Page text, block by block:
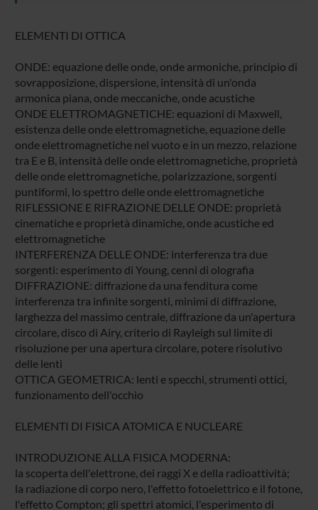
ELEMENTI DI OTTICA
ONDE: equazione delle onde, onde armoniche, principio di
sovrapposizione, dispersione, intensità di un'onda
armonica piana, onde meccaniche, onde acustiche
ONDE ELETTROMAGNETICHE: equazioni di Maxwell,
esistenza delle onde elettromagnetiche, equazione delle
onde elettromagnetiche nel vuoto e in un mezzo, relazione
tra E e B, intensità delle onde elettromagnetiche, proprietà
delle onde elettromagnetiche, polarizzazione, sorgenti
puntiformi, lo spettro delle onde elettromagnetiche
RIFLESSIONE E RIFRAZIONE DELLE ONDE: proprietà
cinematiche e proprietà dinamiche, onde acustiche ed
elettromagnetiche
INTERFERENZA DELLE ONDE: interferenza tra due
sorgenti: esperimento di Young, cenni di olografia
DIFFRAZIONE: diffrazione da una fenditura come
interferenza tra infinite sorgenti, minimi di diffrazione,
larghezza del massimo centrale, diffrazione da un'apertura
circolare, disco di Airy, criterio di Rayleigh sul limite di
risoluzione per una apertura circolare, potere risolutivo
delle lenti
OTTICA GEOMETRICA: lenti e specchi, strumenti ottici,
funzionamento dell'occhio
ELEMENTI DI FISICA ATOMICA E NUCLEARE
INTRODUZIONE ALLA FISICA MODERNA:
la scoperta dell'elettrone, dei raggi X e della radioattività;
la radiazione di corpo nero, l'effetto fotoelettrico e il fotone,
l'effetto Compton; gli spettri atomici, l'esperimento di